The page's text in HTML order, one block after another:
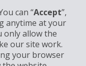
can “Accept”,
anytime at your
only allow the
our site work.
your browser